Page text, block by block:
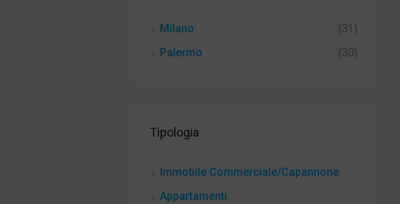
Milano
(31)
Palermo
(30)
Tipologia
Immobile Commerciale/Capannone
Appartamenti